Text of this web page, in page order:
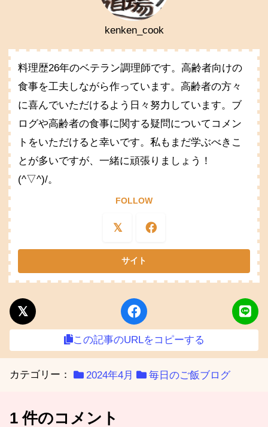
kenken_cook
料理歴26年のベテラン調理師です。高齢者向けの
食事を工夫しながら作っています。高齢者の方々
に喜んでいただけるよう日々努力しています。ブ
ログや高齢者の食事に関する疑問についてコメン
トをいただけると幸いです。私もまだ学ぶべきこ
とが多いですが、一緒に頑張りましょう！
(^▽^)/。
FOLLOW
この記事のURLをコピーする
カテゴリー： 2024年4月 毎日のご飯ブログ
1 件のコメント